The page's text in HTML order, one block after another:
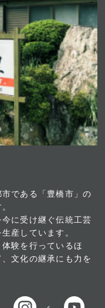
である「豊橋市」の
に受け継ぐ伝統工芸
産しています。
験を⾏っているほ
⽂化の継承にも⼒を